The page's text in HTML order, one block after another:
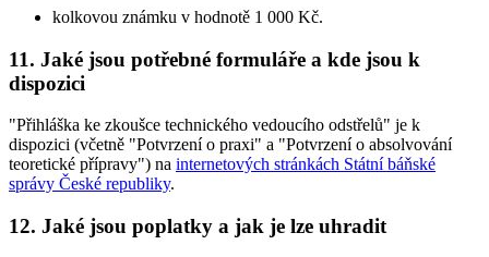
kolkovou známku v hodnotě 1 000 Kč.
11. Jaké jsou potřebné formuláře a kde jsou k
dispozici
"Přihláška ke zkoušce technického vedoucího odstřelů" je k
dispozici (včetně "Potvrzení o praxi" a "Potvrzení o absolvování
teoretické přípravy") na internetových stránkách Státní báňské
správy České republiky.
12. Jaké jsou poplatky a jak je lze uhradit